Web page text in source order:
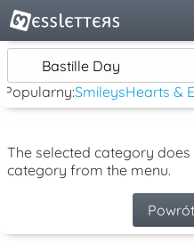
Bastille Day
Popularny:SmileysHearts &
The selected category
category from the menu.